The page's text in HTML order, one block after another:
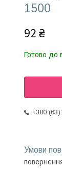
1500
92 ₴
Готово до
+380